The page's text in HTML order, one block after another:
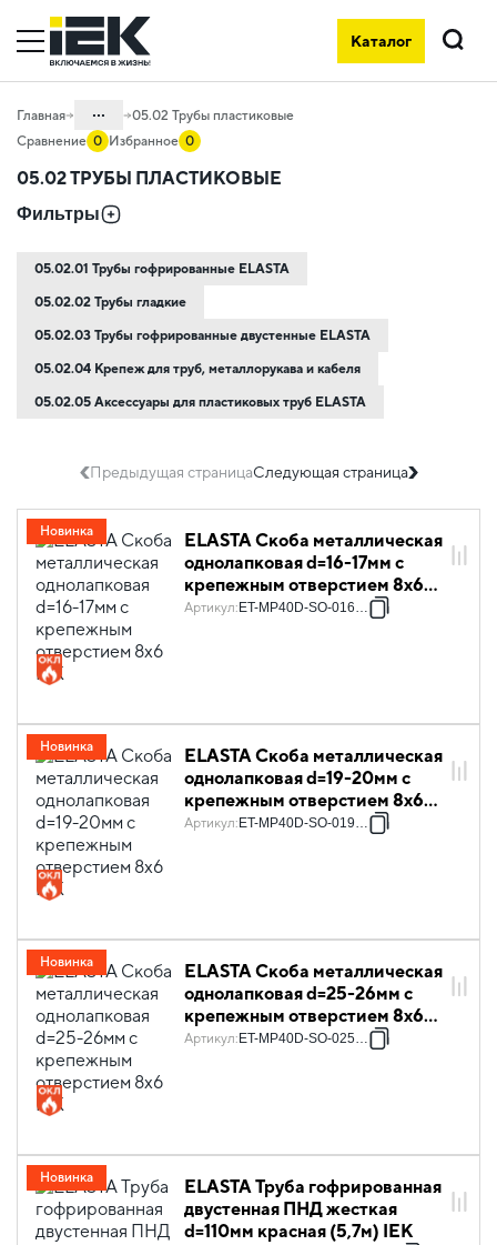
Каталог
Поиск
Главная ...
Каталог
05. Системы для прокладки кабеля
05.02 Трубы пластиковые
Сравнение 0 Избранное 0
05.02 ТРУБЫ ПЛАСТИКОВЫЕ
Фильтры
05.02.01 Трубы гофрированные ELASTA
05.02.02 Трубы гладкие
05.02.03 Трубы гофрированные двустенные ELASTA
05.02.04 Крепеж для труб, металлорукава и кабеля
05.02.05 Аксессуары для пластиковых труб ELASTA
Предыдущая страницаСледующая страница
ELASTA Скоба металлическая
однолапковая d=16-17мм с
крепежным отверстием 8х6
IEK
Артикул: ET-MP40D-SO-016-04
Новинка
ELASTA Скоба металлическая
однолапковая d=19-20мм с
крепежным отверстием 8х6
IEK
Артикул: ET-MP40D-SO-019-04
Новинка
ELASTA Скоба металлическая
однолапковая d=25-26мм с
крепежным отверстием 8х6
IEK
Артикул: ET-MP40D-SO-025-04
Новинка
ELASTA Труба гофрированная
двустенная ПНД жесткая
d=110мм красная (5,7м) IEK
Новинка